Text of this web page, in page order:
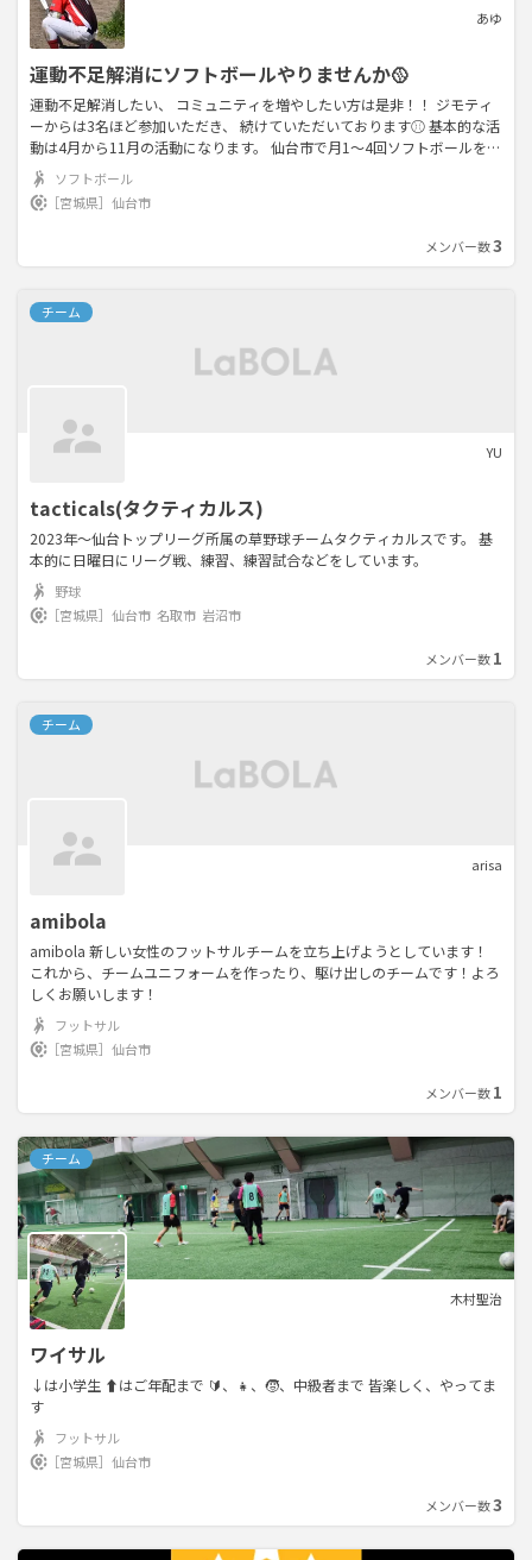
あゆ
運動不足解消にソフトボールやりませんか🥎
運動不足解消したい、 コミュニティを増やしたい方は是非！！ ジモティ
ーからは3名ほど参加いただき、 続けていただいております⚾️ 基本的な活
動は4月から11月の活動になります。 仙台市で月1〜4回ソフトボールをや
っています！ メンバー（特に投手）が不足しております。 誰でも
ソフトボール
［宮城県］ 仙台市
メンバー数3
チーム
YU
tacticals(タクティカルス)
2023年〜仙台トップリーグ所属の草野球チームタクティカルスです。 基
本的に日曜日にリーグ戦、練習、練習試合などをしています。
野球
［宮城県］ 仙台市 名取市 岩沼市
メンバー数1
チーム
arisa
amibola
amibola 新しい女性のフットサルチームを立ち上げようとしています！
これから、チームユニフォームを作ったり、駆け出しのチームです！よろ
しくお願いします！
フットサル
［宮城県］ 仙台市
メンバー数1
チーム
木村聖治
ワイサル
↓は小学生 ⬆はご年配まで 🔰、👧、🧒、中級者まで 皆楽しく、やってま
す
フットサル
［宮城県］ 仙台市
メンバー数3